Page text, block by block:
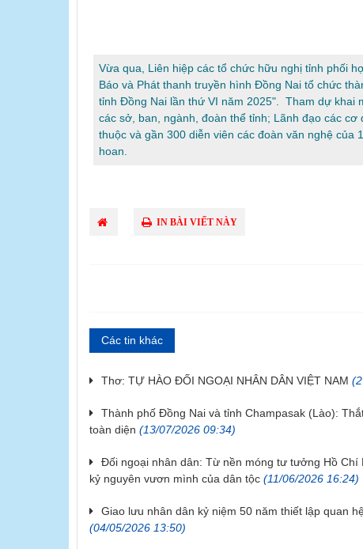
Vừa qua, Liên hiệp các tổ chức hữu nghị tỉnh phối
Báo và Phát thanh truyền hình Đồng Nai tổ chức
tỉnh Đồng Nai lần thứ VI năm 2025". Tham dự khai
các sở, ban, ngành, đoàn thể tỉnh; Lãnh đạo các
thuộc và gần 300 diễn viên các đoàn văn nghệ của
hoan.
IN BÀI VIẾT NÀY
Các tin khác
Thơ: TỰ HÀO ĐỐI NGOẠI NHÂN DÂN VIỆT NAM
Thành phố Đồng Nai và tỉnh Champasak (Lào):
toàn diện (13/07/2026 09:34)
Đối ngoại nhân dân: Từ nền móng tư tưởng Hồ
kỷ nguyên vươn mình của dân tộc (11/06/2026 16:24)
Giao lưu nhân dân kỷ niệm 50 năm thiết lập quan
(04/05/2026 13:50)